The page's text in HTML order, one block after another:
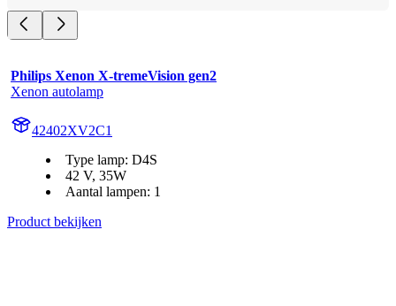
Philips Xenon X-tremeVision gen2
Xenon autolamp
42402XV2C1
Type lamp: D4S
42 V, 35W
Aantal lampen: 1
Product bekijken